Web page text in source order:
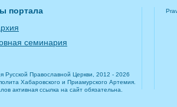
портала
семинария
Русской Православной Церкви, 2012 - 2026
Хабаровского и Приамурского Артемия.
активная ссылка на сайт обязательна.